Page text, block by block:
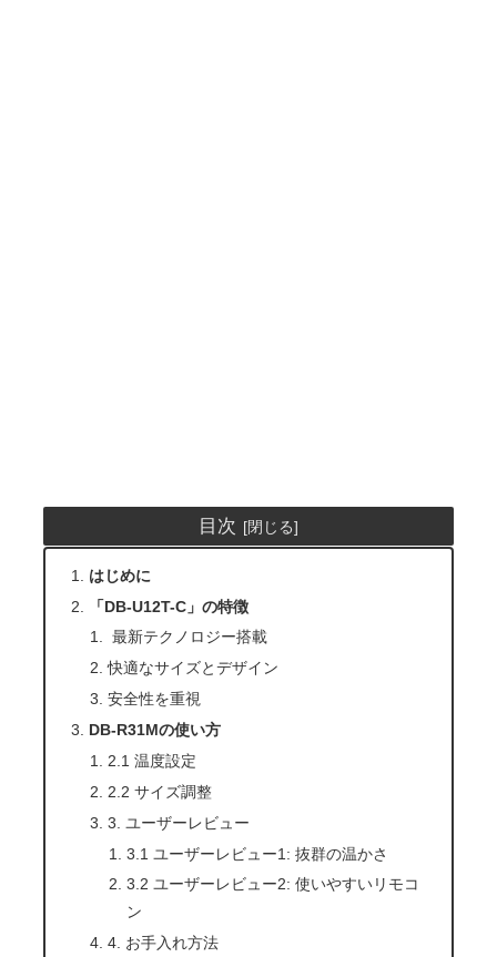
目次
はじめに
「DB-U12T-C」の特徴
最新テクノロジー搭載
快適なサイズとデザイン
安全性を重視
DB-R31Mの使い方
2.1 温度設定
2.2 サイズ調整
3. ユーザーレビュー
3.1 ユーザーレビュー1: 抜群の温かさ
3.2 ユーザーレビュー2: 使いやすいリモコ
ン
4. お手入れ方法